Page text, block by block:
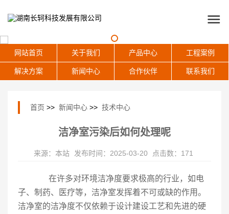
网站首页 关于我们 产品中心 工程案例
解决方案 新闻中心 合作伙伴 联系我们
首页 >> 新闻中心 >> 技术中心
洁净室污染后如何处理呢
来源：本站 发布时间：2025-03-20 点击数：171
在许多对环境洁净度要求极高的行业，如电
子、制药、医疗等，洁净室发挥着不可或缺的作用。
洁净室的洁净度不仅依赖于设计建设工艺和先进的硬